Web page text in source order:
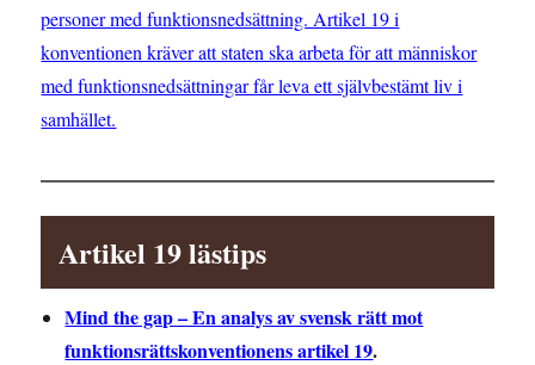
personer med funktionsnedsättning. Artikel 19 i
konventionen kräver att staten ska arbeta för att människor
med funktionsnedsättningar får leva ett självbestämt liv i
samhället.
Artikel 19 lästips
Mind the gap – En analys av svensk rätt mot
funktionsrättskonventionens artikel 19.